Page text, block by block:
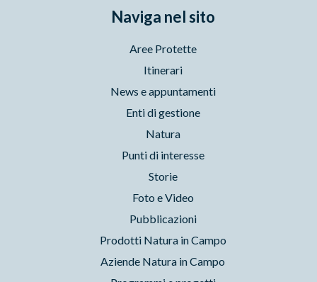
Naviga nel sito
Aree Protette
Itinerari
News e appuntamenti
Enti di gestione
Natura
Punti di interesse
Storie
Foto e Video
Pubblicazioni
Prodotti Natura in Campo
Aziende Natura in Campo